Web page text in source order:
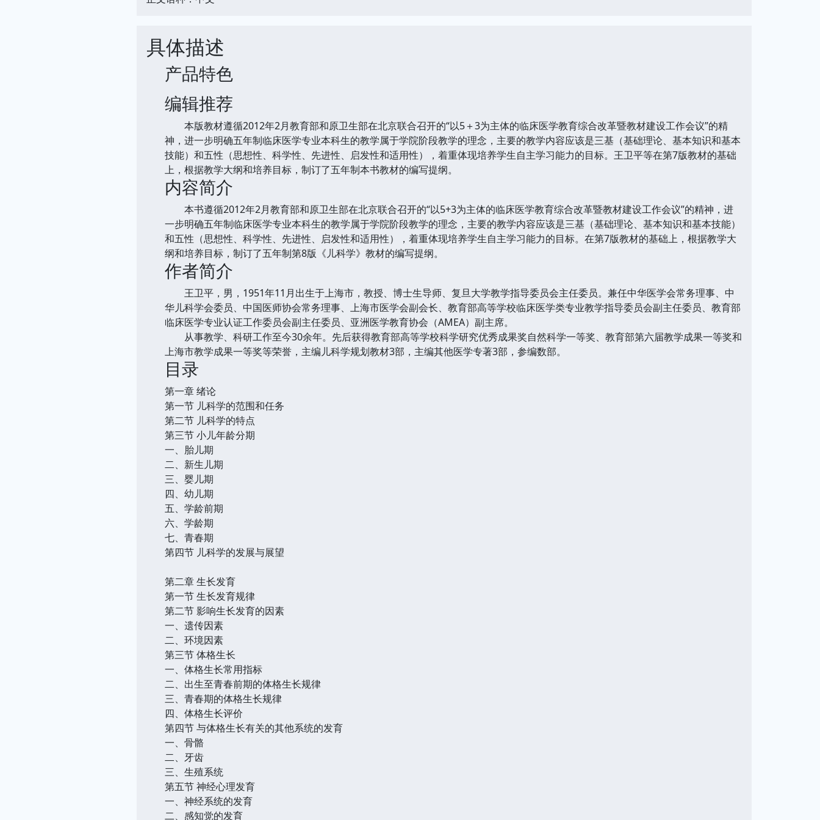
具体描述
产品特色
编辑推荐
本版教材遵循2012年2月教育部和原卫生部在北京联合召开的“以5＋3为主体的临床医学教育综合改革暨教材建设工作会议”的精
神，进一步明确五年制临床医学专业本科生的教学属于学院阶段教学的理念，主要的教学内容应该是三基（基础理论、基本知识和基本
技能）和五性（思想性、科学性、先进性、启发性和适用性），着重体现培养学生自主学习能力的目标。王卫平等在第7版教材的基础
上，根据教学大纲和培养目标，制订了五年制本书教材的编写提纲。
内容简介
本书遵循2012年2月教育部和原卫生部在北京联合召开的“以5+3为主体的临床医学教育综合改革暨教材建设工作会议”的精神，进
一步明确五年制临床医学专业本科生的教学属于学院阶段教学的理念，主要的教学内容应该是三基（基础理论、基本知识和基本技能）
和五性（思想性、科学性、先进性、启发性和适用性），着重体现培养学生自主学习能力的目标。在第7版教材的基础上，根据教学大
纲和培养目标，制订了五年制第8版《儿科学》教材的编写提纲。
作者简介
王卫平，男，1951年11月出生于上海市，教授、博士生导师、复旦大学教学指导委员会主任委员。兼任中华医学会常务理事、中
华儿科学会委员、中国医师协会常务理事、上海市医学会副会长、教育部高等学校临床医学类专业教学指导委员会副主任委员、教育部
临床医学专业认证工作委员会副主任委员、亚洲医学教育协会（AMEA）副主席。
从事教学、科研工作至今30余年。先后获得教育部高等学校科学研究优秀成果奖自然科学一等奖、教育部第六届教学成果一等奖和
上海市教学成果一等奖等荣誉，主编儿科学规划教材3部，主编其他医学专著3部，参编数部。
目录
第一章 绪论
第一节 儿科学的范围和任务
第二节 儿科学的特点
第三节 小儿年龄分期
一、胎儿期
二、新生儿期
三、婴儿期
四、幼儿期
五、学龄前期
六、学龄期
七、青春期
第四节 儿科学的发展与展望
第二章 生长发育
第一节 生长发育规律
第二节 影响生长发育的因素
一、遗传因素
二、环境因素
第三节 体格生长
一、体格生长常用指标
二、出生至青春前期的体格生长规律
三、青春期的体格生长规律
四、体格生长评价
第四节 与体格生长有关的其他系统的发育
一、骨骼
二、牙齿
三、生殖系统
第五节 神经心理发育
一、神经系统的发育
二、感知觉的发育